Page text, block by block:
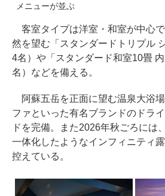
メニューが並ぶ
客室タイプは洋室・和室が中心
然を望む「スタンダードトリプル
4名）や「スタンダード和室10畳
名）などを備える。
阿蘇五岳を正面に望む温泉大浴
ファといった有名ブランドのドラ
ドを完備。また2026年秋ごろには
一体化したようなインフィニティ
控えている。